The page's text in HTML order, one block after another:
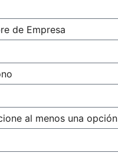
de Empresa
al menos una opción